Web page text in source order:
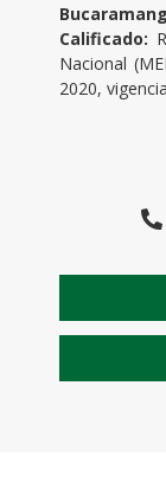
Calificado:
Nacional
2020,